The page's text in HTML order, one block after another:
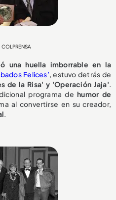
una huella imborrable en la
Felices’, estuvo detrás de
de la Risa' y 'Operación Jaja'.
programa dehumor de
al convertirse en su creador,
.